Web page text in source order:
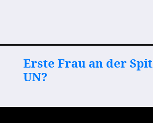
Erste Frau an der
UN?